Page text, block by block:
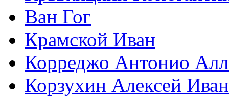
Ван Гог
Крамской Иван
Корреджо Антонио
Корзухин Алексей